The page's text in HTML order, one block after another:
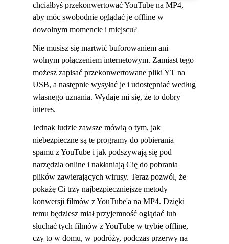
chciałbyś przekonwertować YouTube na MP4,
aby móc swobodnie oglądać je offline w
dowolnym momencie i miejscu?
Nie musisz się martwić buforowaniem ani
wolnym połączeniem internetowym. Zamiast tego
możesz zapisać przekonwertowane pliki YT na
USB, a następnie wysyłać je i udostępniać według
własnego uznania. Wydaje mi się, że to dobry
interes.
Jednak ludzie zawsze mówią o tym, jak
niebezpieczne są te programy do pobierania
spamu z YouTube i jak podszywają się pod
narzędzia online i nakłaniają Cię do pobrania
plików zawierających wirusy. Teraz pozwól, że
pokażę Ci trzy najbezpieczniejsze metody
konwersji filmów z YouTube'a na MP4. Dzięki
temu będziesz miał przyjemność oglądać lub
słuchać tych filmów z YouTube w trybie offline,
czy to w domu, w podróży, podczas przerwy na